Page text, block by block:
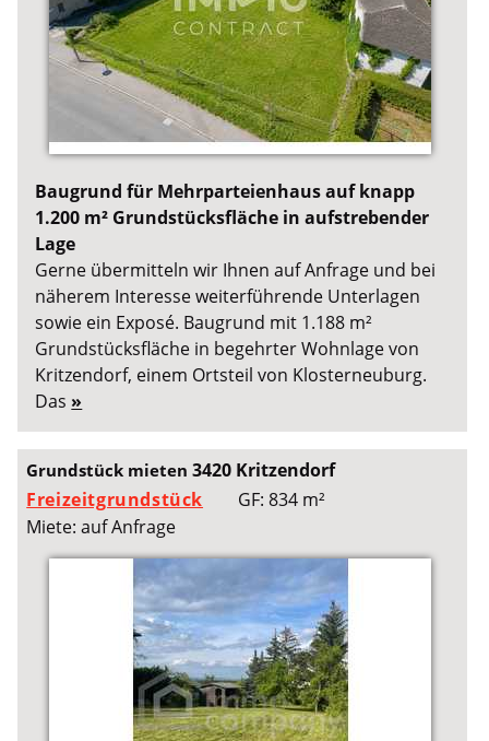
Baugrund für Mehrparteienhaus auf knapp
1.200 m² Grundstücksfläche in aufstrebender
Lage
Gerne übermitteln wir Ihnen auf Anfrage und bei
näherem Interesse weiterführende Unterlagen
sowie ein Exposé. Baugrund mit 1.188 m²
Grundstücksfläche in begehrter Wohnlage von
Kritzendorf, einem Ortsteil von Klosterneuburg.
Das »
Grundstück mieten3420 Kritzendorf
Freizeitgrundstück
GF: 834 m²
Miete: auf Anfrage